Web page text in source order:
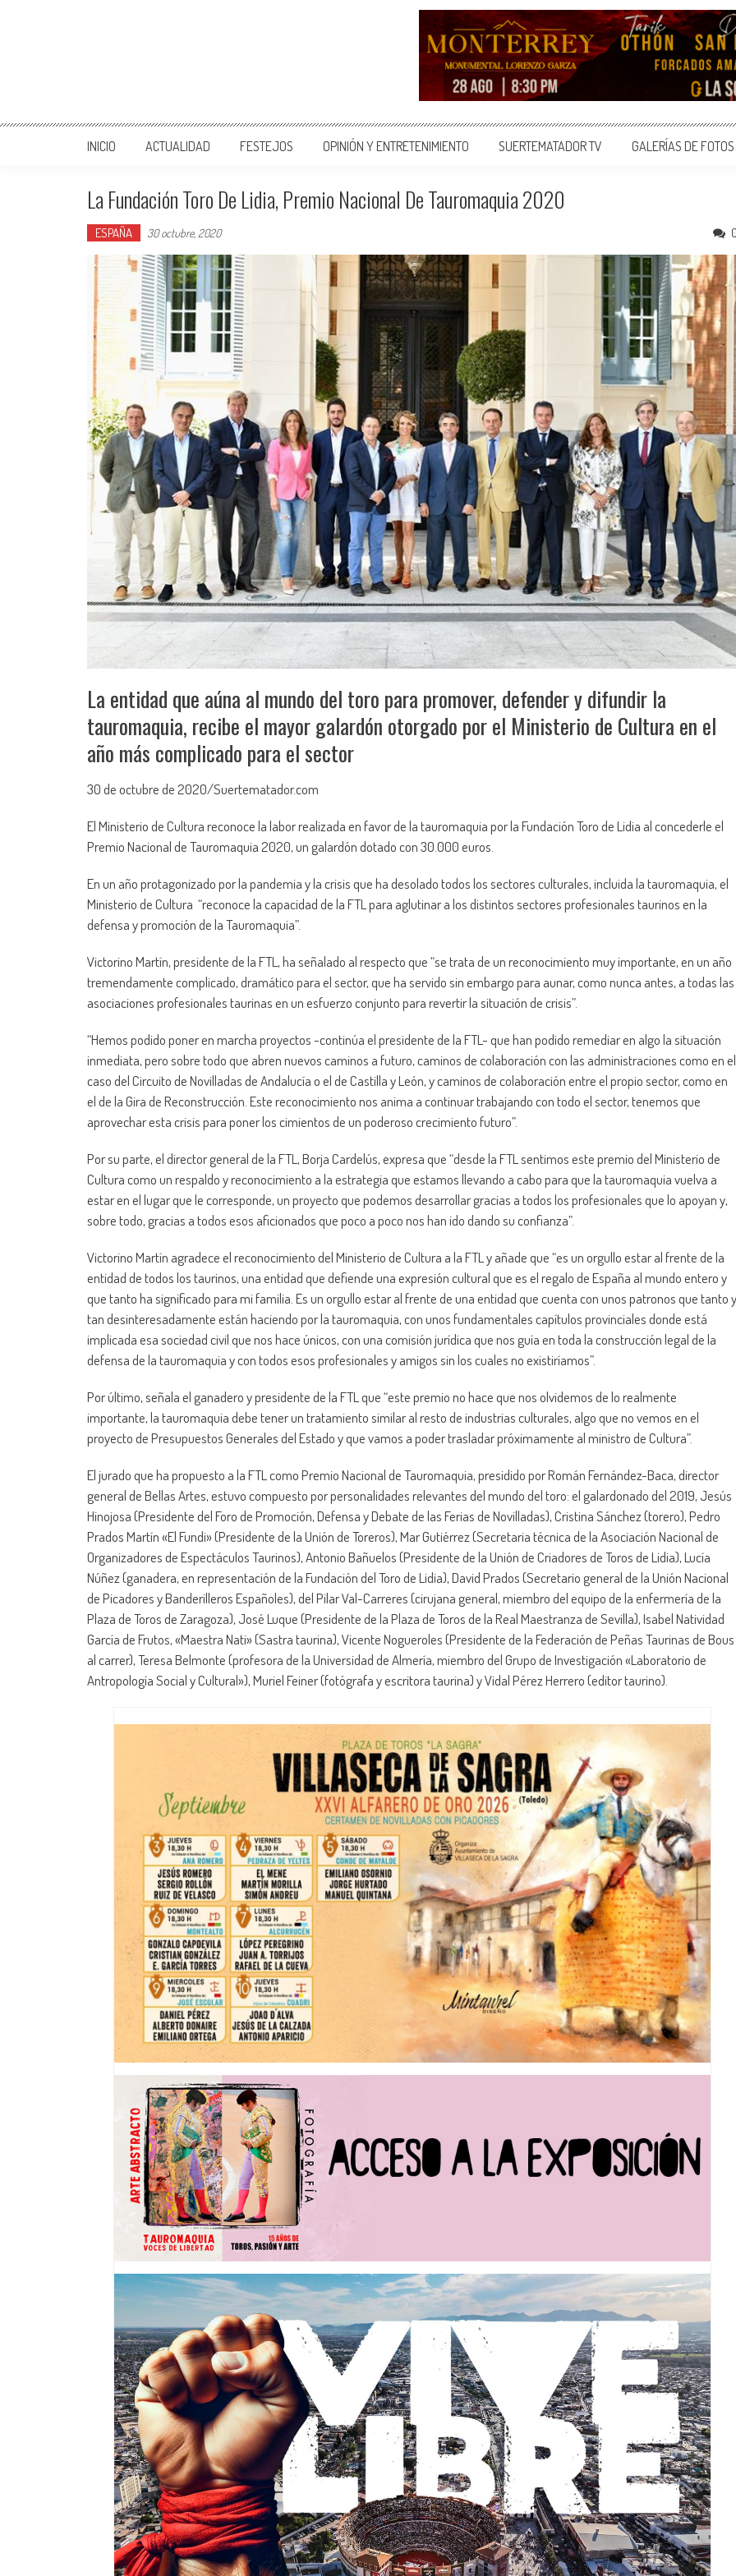
INICIO ACTUALIDAD FESTEJOS OPINIÓN Y ENTRETENIMIENTO SUERTEMATADOR TV GALERÍAS DE FOTOS
La Fundación Toro De Lidia, Premio Nacional De Tauromaquia 2020
ESPAÑA 30 octubre, 2020
La entidad que aúna al mundo del toro para promover, defender y difundir la
tauromaquia, recibe el mayor galardón otorgado por el Ministerio de Cultura en el
año más complicado para el sector
30 de octubre de 2020/Suertematador.com
El Ministerio de Cultura reconoce la labor realizada en favor de la tauromaquia por la Fundación Toro de Lidia al concederle el
Premio Nacional de Tauromaquia 2020, un galardón dotado con 30.000 euros.
En un año protagonizado por la pandemia y la crisis que ha desolado todos los sectores culturales, incluida la tauromaquia, el
Ministerio de Cultura “reconoce la capacidad de la FTL para aglutinar a los distintos sectores profesionales taurinos en la
defensa y promoción de la Tauromaquia”.
Victorino Martín, presidente de la FTL, ha señalado al respecto que “se trata de un reconocimiento muy importante, en un año
tremendamente complicado, dramático para el sector, que ha servido sin embargo para aunar, como nunca antes, a todas las
asociaciones profesionales taurinas en un esfuerzo conjunto para revertir la situación de crisis”.
“Hemos podido poner en marcha proyectos -continúa el presidente de la FTL- que han podido remediar en algo la situación
inmediata, pero sobre todo que abren nuevos caminos a futuro, caminos de colaboración con las administraciones como en el
caso del Circuito de Novilladas de Andalucía o el de Castilla y León, y caminos de colaboración entre el propio sector, como en
el de la Gira de Reconstrucción. Este reconocimiento nos anima a continuar trabajando con todo el sector, tenemos que
aprovechar esta crisis para poner los cimientos de un poderoso crecimiento futuro”.
Por su parte, el director general de la FTL, Borja Cardelús, expresa que “desde la FTL sentimos este premio del Ministerio de
Cultura como un respaldo y reconocimiento a la estrategia que estamos llevando a cabo para que la tauromaquia vuelva a
estar en el lugar que le corresponde, un proyecto que podemos desarrollar gracias a todos los profesionales que lo apoyan y,
sobre todo, gracias a todos esos aficionados que poco a poco nos han ido dando su confianza”.
Victorino Martín agradece el reconocimiento del Ministerio de Cultura a la FTL y añade que “es un orgullo estar al frente de la
entidad de todos los taurinos, una entidad que defiende una expresión cultural que es el regalo de España al mundo entero y
que tanto ha significado para mi familia. Es un orgullo estar al frente de una entidad que cuenta con unos patronos que tanto y
tan desinteresadamente están haciendo por la tauromaquia, con unos fundamentales capítulos provinciales donde está
implicada esa sociedad civil que nos hace únicos, con una comisión jurídica que nos guía en toda la construcción legal de la
defensa de la tauromaquia y con todos esos profesionales y amigos sin los cuales no existiríamos”.
Por último, señala el ganadero y presidente de la FTL que “este premio no hace que nos olvidemos de lo realmente
importante, la tauromaquia debe tener un tratamiento similar al resto de industrias culturales, algo que no vemos en el
proyecto de Presupuestos Generales del Estado y que vamos a poder trasladar próximamente al ministro de Cultura”.
El jurado que ha propuesto a la FTL como Premio Nacional de Tauromaquia, presidido por Román Fernández-Baca, director
general de Bellas Artes, estuvo compuesto por personalidades relevantes del mundo del toro: el galardonado del 2019, Jesús
Hinojosa (Presidente del Foro de Promoción, Defensa y Debate de las Ferias de Novilladas), Cristina Sánchez (torero), Pedro
Prados Martín «El Fundi» (Presidente de la Unión de Toreros), Mar Gutiérrez (Secretaria técnica de la Asociación Nacional de
Organizadores de Espectáculos Taurinos), Antonio Bañuelos (Presidente de la Unión de Criadores de Toros de Lidia), Lucía
Núñez (ganadera, en representación de la Fundación del Toro de Lidia), David Prados (Secretario general de la Unión Nacional
de Picadores y Banderilleros Españoles), del Pilar Val-Carreres (cirujana general, miembro del equipo de la enfermería de la
Plaza de Toros de Zaragoza), José Luque (Presidente de la Plaza de Toros de la Real Maestranza de Sevilla), Isabel Natividad
García de Frutos, «Maestra Nati» (Sastra taurina), Vicente Nogueroles (Presidente de la Federación de Peñas Taurinas de Bous
al carrer), Teresa Belmonte (profesora de la Universidad de Almería, miembro del Grupo de Investigación «Laboratorio de
Antropología Social y Cultural»), Muriel Feiner (fotógrafa y escritora taurina) y Vidal Pérez Herrero (editor taurino).